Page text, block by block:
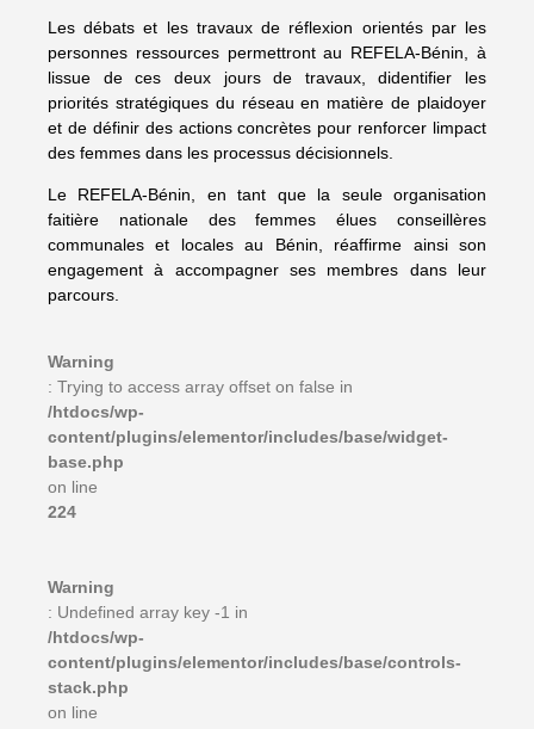
Les débats et les travaux de réflexion orientés par les
personnes ressources permettront au REFELA-Bénin, à
lissue de ces deux jours de travaux, didentifier les
priorités stratégiques du réseau en matière de plaidoyer
et de définir des actions concrètes pour renforcer limpact
des femmes dans les processus décisionnels.
Le REFELA-Bénin, en tant que la seule organisation
faitière nationale des femmes élues conseillères
communales et locales au Bénin, réaffirme ainsi son
engagement à accompagner ses membres dans leur
parcours.
Warning
: Trying to access array offset on false in
/htdocs/wp-
content/plugins/elementor/includes/base/widget-
base.php
on line
224
Warning
: Undefined array key -1 in
/htdocs/wp-
content/plugins/elementor/includes/base/controls-
stack.php
on line